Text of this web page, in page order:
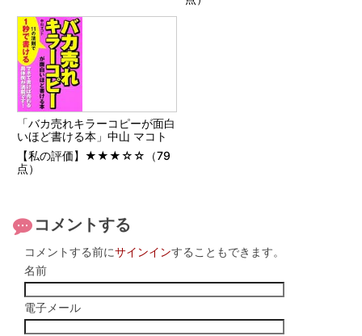
「バカ売れキラーコピーが面白
いほど書ける本」中山 マコト
【私の評価】★★★☆☆（79
点）
コメントする
コメントする前にサインインすることもできます。
名前
電子メール